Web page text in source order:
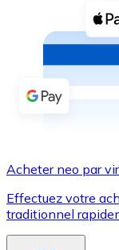
Coupons
Achetez
Acheter
Virement
Utilisez les
Acheter avec
Acheter neo par
Effectuez votre
traditionnel